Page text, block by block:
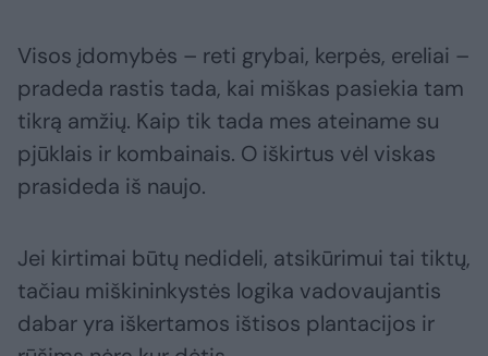
Visos įdomybės – reti grybai, kerpės, ereliai –
pradeda rastis tada, kai miškas pasiekia tam
tikrą amžių. Kaip tik tada mes ateiname su
pjūklais ir kombainais. O iškirtus vėl viskas
prasideda iš naujo.
Jei kirtimai būtų nedideli, atsikūrimui tai tiktų,
tačiau miškininkystės logika vadovaujantis
dabar yra iškertamos ištisos plantacijos ir